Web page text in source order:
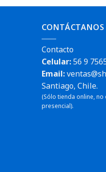
CONTÁCTANOS
Contacto
Celular:56 9
Email:
Santiago, Chile.
(Sólo tienda online,
presencial).